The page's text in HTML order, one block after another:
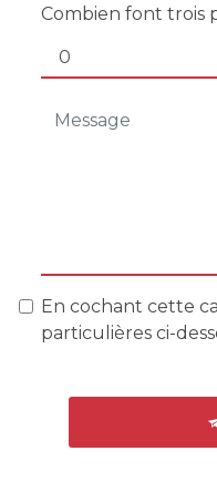
Combien font trois
En cochant cette
particulières ci-